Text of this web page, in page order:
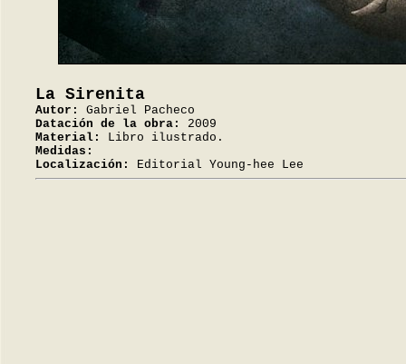
La Sirenita
Autor:
Gabriel Pacheco
Datación de la obra:
2009
Material:
Libro ilustrado.
Medidas:
Localización:
Editorial Young-hee Lee